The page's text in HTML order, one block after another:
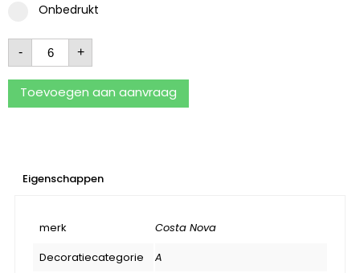
Onbedrukt
- +
Toevoegen aan aanvraag
Eigenschappen
merk
Costa Nova
Decoratiecategorie
A